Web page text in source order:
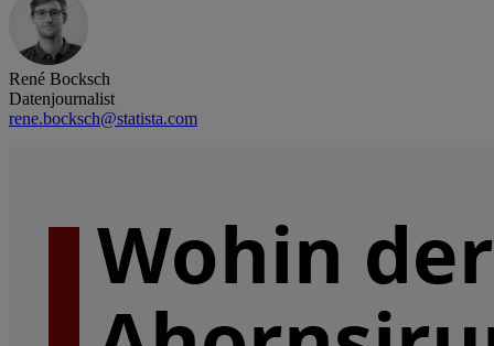
René Bocksch
Datenjournalist
rene.bocksch@statista.com